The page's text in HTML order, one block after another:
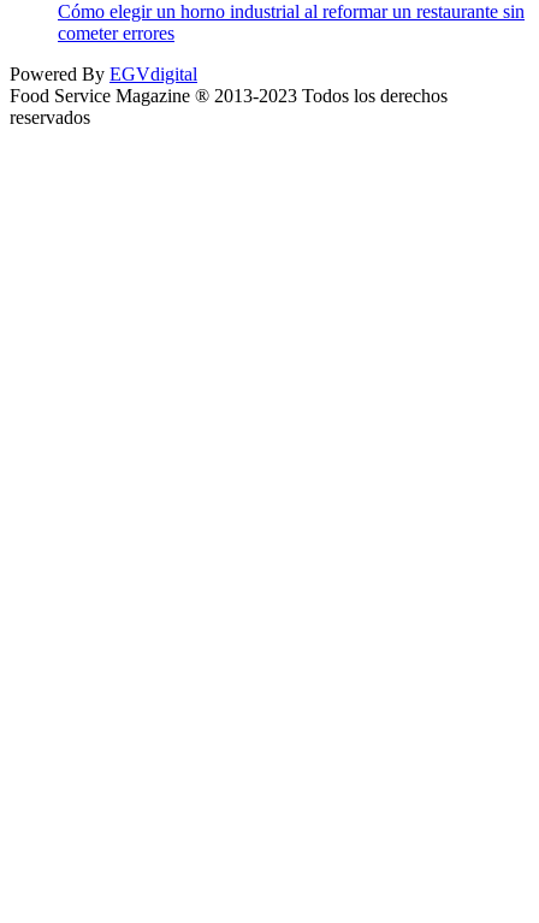
Cómo elegir un horno industrial al reformar un restaurante sin
cometer errores
Powered By EGVdigital
Food Service Magazine ® 2013-2023 Todos los derechos
reservados